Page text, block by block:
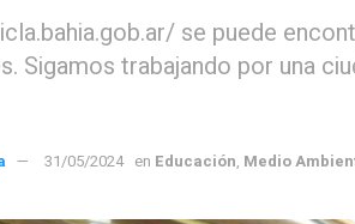
se puede
Sigamos trabajando por una
31/05/2024 en Educación, Medio